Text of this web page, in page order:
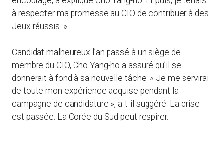
à respecter ma promesse au CIO de contribuer à des
Jeux réussis. »
Candidat malheureux l’an passé à un siège de
membre du CIO, Cho Yang-ho a assuré qu’il se
donnerait à fond à sa nouvelle tâche. « Je me servirai
de toute mon expérience acquise pendant la
campagne de candidature », a-t-il suggéré. La crise
est passée. La Corée du Sud peut respirer.